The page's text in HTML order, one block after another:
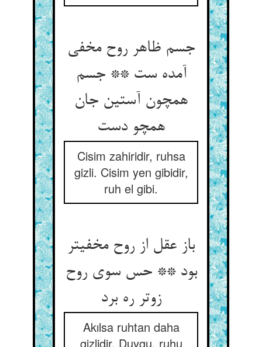
جسم ظاهر روح مخفی
آمده ست ** جسم
همچون آستین جان
همچو دست‏
Cisim zahiridir, ruhsa
gizli. Cisim yen gibidir,
ruh el gibi.
باز عقل از روح مخفی‏تر
بود ** حس سوی روح
زوتر ره برد
Akılsa ruhtan daha
gizlidir. Duygu, ruhu